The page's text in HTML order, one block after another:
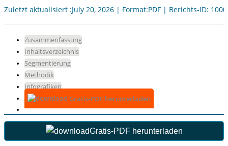
Zuletzt aktualisiert :July 20, 2026 | Format:PDF | Berichts-ID:
Zusammenfassung
Inhaltsverzeichnis
Segmentierung
Methodik
Infografiken
Gratis-PDF herunterladen
Gratis-PDF herunterladen